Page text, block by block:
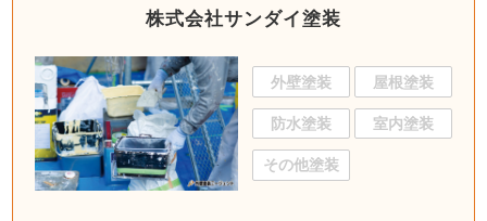
株式会社サンダイ塗装
外壁塗装 屋根塗装
防水塗装 室内塗装
その他塗装